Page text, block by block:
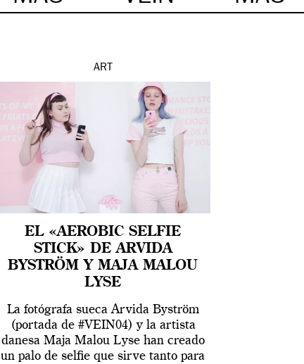
ART
EL «AEROBIC SELFIE
STICK» DE ARVIDA
BYSTRÖM Y MAJA MALOU
LYSE
La fotógrafa sueca Arvida Byström
(portada de #VEIN04) y la artista
danesa Maja Malou Lyse han creado
un palo de selfie que sirve tanto para